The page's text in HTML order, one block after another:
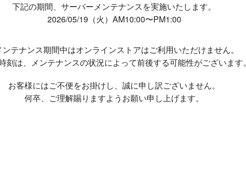
下記の期間、サーバーメンテナンスを実施いたします。
2026/05/19（火）AM10:00〜PM1:00
ンテナンス期間中はオンラインストアはご利用いただけません。
刻は、メンテナンスの状況によって前後する可能性がございます。
お客様にはご不便をお掛けし、 誠に申し訳ございません。
何卒、ご理解賜りますようお願い申し上げます。